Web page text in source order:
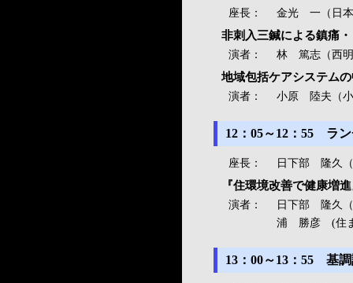
座長： 金光 一（日
非刺入三鍼による鎮痛
演者： 林 篤志（西
地域包括ケアシステム
演者： 小原 陸夫（
12：05～12：55 ラ
座長： 日下部 隆久（
『住環境改善で健康増
演者：
日下部 隆久（
浦 勝彦 (住ま
13：00～13：55 基